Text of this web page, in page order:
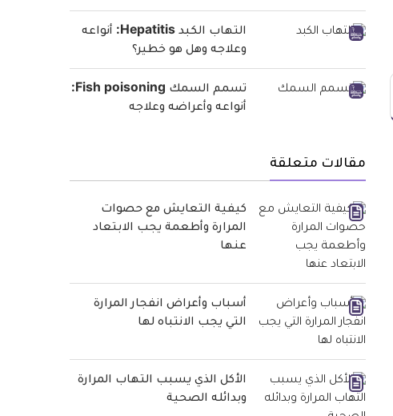
التهاب الكبد Hepatitis: أنواعه
وعلاجه وهل هو خطير؟
تسمم السمك Fish poisoning:
أنواعه وأعراضه وعلاجه
مقالات متعلقة
كيفية التعايش مع حصوات
المرارة وأطعمة يجب الابتعاد
عنها
أسباب وأعراض انفجار المرارة
التي يجب الانتباه لها
الأكل الذي يسبب التهاب المرارة
وبدائله الصحية